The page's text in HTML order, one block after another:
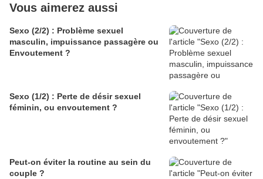
Vous aimerez aussi
Sexo (2/2) : Problème sexuel
masculin, impuissance passagère ou
Envoutement ?
Sexo (1/2) : Perte de désir sexuel
féminin, ou envoutement ?
Peut-on éviter la routine au sein du
couple ?